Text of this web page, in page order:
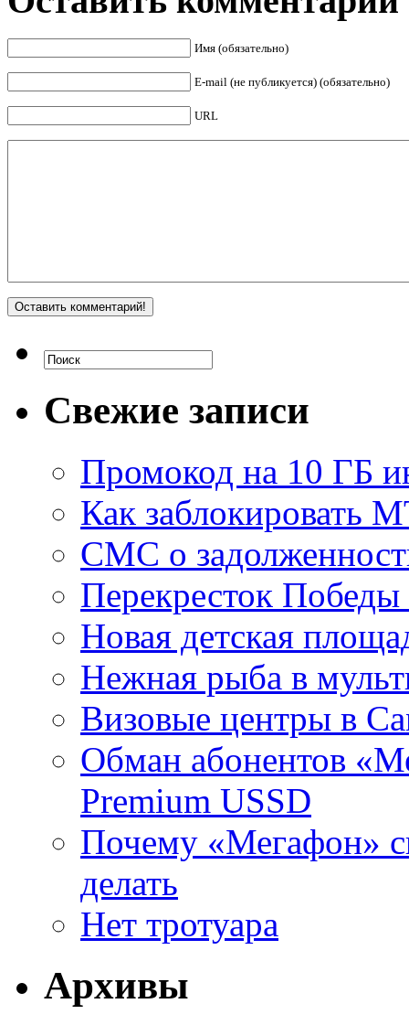
Имя (обязательно)
E-mail (не публикуется) (обязательно)
URL
Свежие записи
Промокод на 10 ГБ
Как заблокировать
СМС о
Перекресток
Новая детская
Нежная рыба в
Визовые центры в
Обман абонентов
Premium USSD
Почему «Мегафон»
делать
Нет тротуара
Архивы